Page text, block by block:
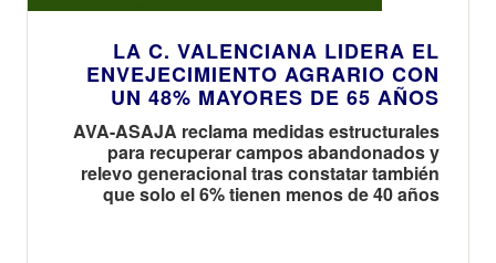
LA C. VALENCIANA LIDERA EL
ENVEJECIMIENTO AGRARIO CON
UN 48% MAYORES DE 65 AÑOS
AVA-ASAJA reclama medidas estructurales
para recuperar campos abandonados y
relevo generacional tras constatar también
que solo el 6% tienen menos de 40 años